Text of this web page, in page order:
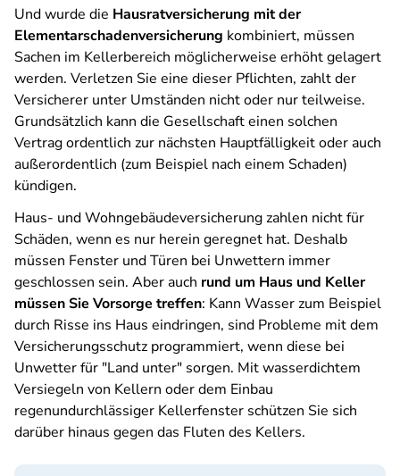
Und wurde die Hausratversicherung mit der
Elementarschadenversicherung kombiniert, müssen
Sachen im Kellerbereich möglicherweise erhöht gelagert
werden. Verletzen Sie eine dieser Pflichten, zahlt der
Versicherer unter Umständen nicht oder nur teilweise.
Grundsätzlich kann die Gesellschaft einen solchen
Vertrag ordentlich zur nächsten Hauptfälligkeit oder auch
außerordentlich (zum Beispiel nach einem Schaden)
kündigen.
Haus- und Wohngebäudeversicherung zahlen nicht für
Schäden, wenn es nur herein geregnet hat. Deshalb
müssen Fenster und Türen bei Unwettern immer
geschlossen sein. Aber auch rund um Haus und Keller
müssen Sie Vorsorge treffen: Kann Wasser zum Beispiel
durch Risse ins Haus eindringen, sind Probleme mit dem
Versicherungsschutz programmiert, wenn diese bei
Unwetter für "Land unter" sorgen. Mit wasserdichtem
Versiegeln von Kellern oder dem Einbau
regenundurchlässiger Kellerfenster schützen Sie sich
darüber hinaus gegen das Fluten des Kellers.